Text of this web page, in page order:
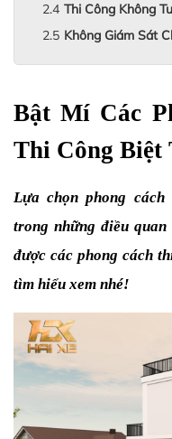
Thi Công Không
Không Giám Sát
Bật Mí Các
Thi Công Biệt
Lựa chọn phong
trong những điều
được các phong cách
tìm hiểu xem nhé!